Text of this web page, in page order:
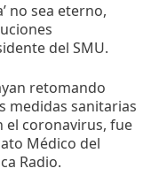
no sea eterno,
del SMU.
retomando
medidas sanitarias
el coronavirus, fue
Médico del
Radio.